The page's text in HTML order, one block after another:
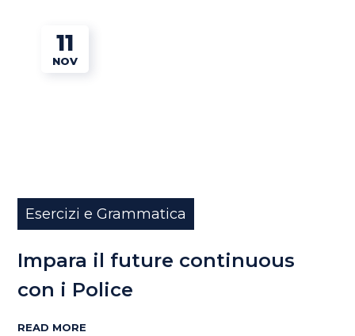
11
NOV
Esercizi e Grammatica
Impara il future continuous
con i Police
READ MORE